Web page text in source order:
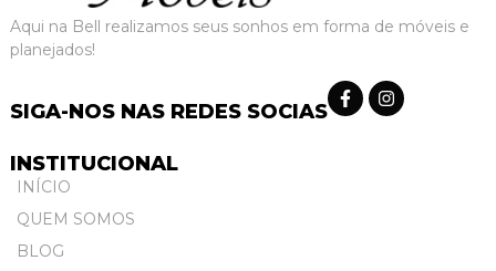
Aqui na Bell realizamos seus sonhos em forma de móveis e
planejados!
INSTITUCIONAL
INÍCIO
QUEM SOMOS
BLOG
SIGA-NOS NAS REDES SOCIAS